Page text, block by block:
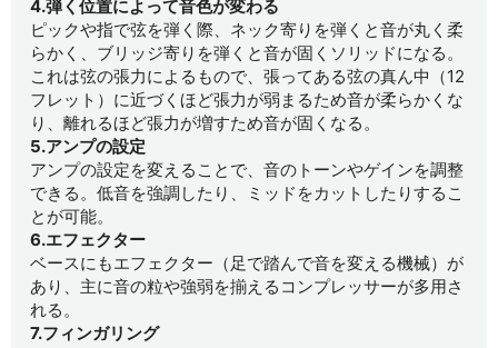
4.弾く位置によって音色が変わる
ピックや指で弦を弾く際、ネック寄りを弾くと音が丸く柔
らかく、ブリッジ寄りを弾くと音が固くソリッドになる。
これは弦の張力によるもので、張ってある弦の真ん中（12
フレット）に近づくほど張力が弱まるため音が柔らかくな
り、離れるほど張力が増すため音が固くなる。
5.アンプの設定
アンプの設定を変えることで、音のトーンやゲインを調整
できる。低音を強調したり、ミッドをカットしたりするこ
とが可能。
6.エフェクター
ベースにもエフェクター（足で踏んで音を変える機械）が
あり、主に音の粒や強弱を揃えるコンプレッサーが多用さ
れる。
7.フィンガリング